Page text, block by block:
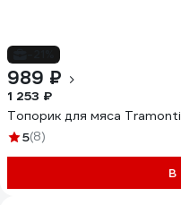
989 ₽
1 253 ₽
Топорик для мяса
5(8)
В